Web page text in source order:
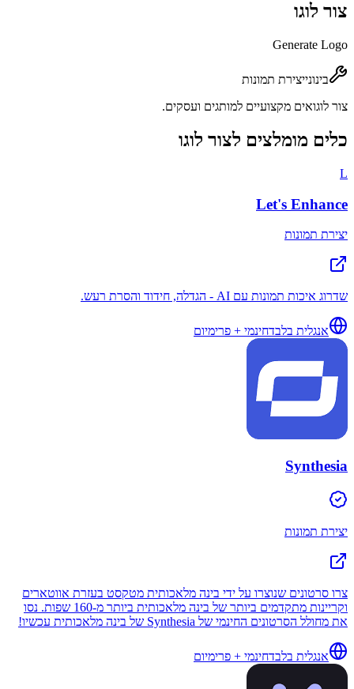
צור לוגו
Generate Logo
בינונייצירת תמונות
צור לוגואים מקצועיים למותגים ועסקים.
כלים מומלצים לצור לוגו
L
Let's Enhance
יצירת תמונות
שדרוג איכות תמונות עם AI - הגדלה, חידוד והסרת רעש.
אנגלית בלבדחינמי + פרימיום
Synthesia
יצירת תמונות
צרו סרטונים שנוצרו על ידי בינה מלאכותית מטקסט בעזרת אווטארים
וקריינות מתקדמים ביותר של בינה מלאכותית ביותר מ-160 שפות. נסו
את מחולל הסרטונים החינמי של Synthesia של בינה מלאכותית עכשיו!
אנגלית בלבדחינמי + פרימיום